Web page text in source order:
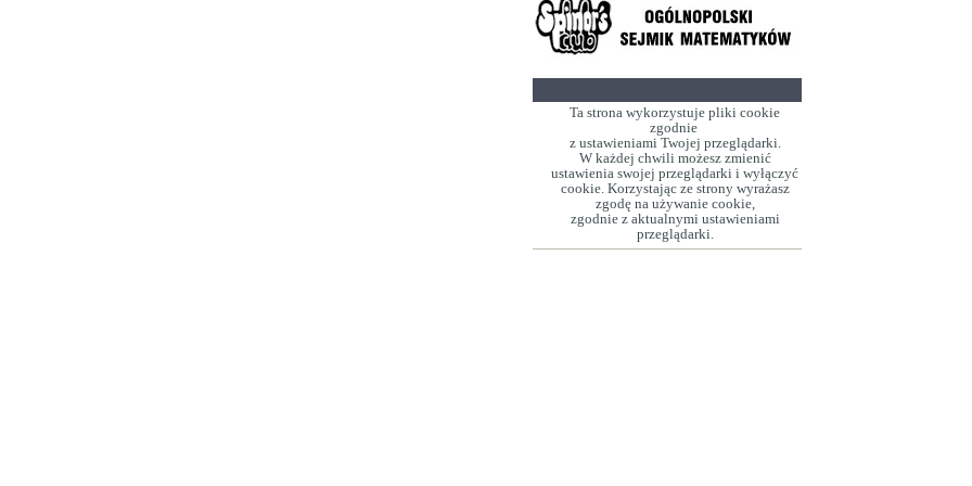
Ta strona wykorzystuje pliki cookie
zgodnie
z ustawieniami Twojej przeglądarki.
W każdej chwili możesz zmienić
ustawienia swojej przeglądarki i wyłączyć
cookie. Korzystając ze strony wyrażasz
zgodę na używanie cookie,
zgodnie z aktualnymi ustawieniami
przeglądarki.